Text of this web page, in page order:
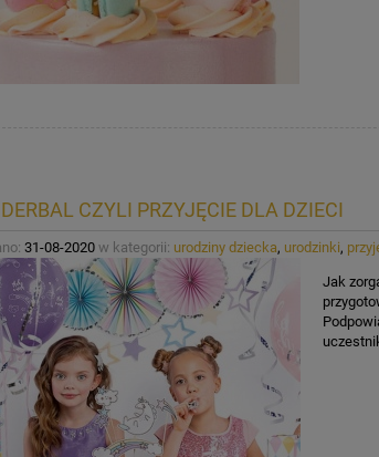
CZYLI PRZYJĘCIE DLA DZIECI
31-08-2020 w kategorii: urodziny dziecka, urodzinki,
Jak